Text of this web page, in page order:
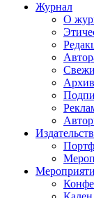
Журнал
О
Архив